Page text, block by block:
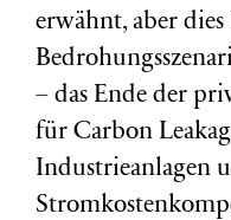
erwähnt, aber
– das Ende der
für Carbon
Industrieanlagen